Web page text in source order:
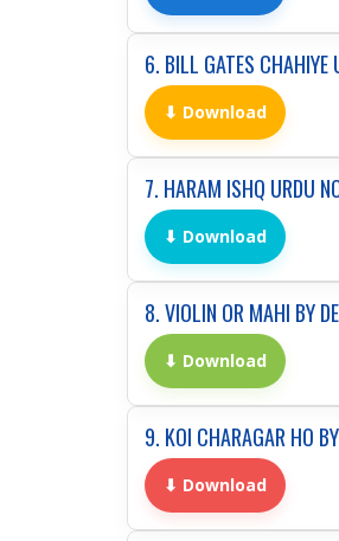
6. BILL GATES CHAHIYE
⬇ Download
7. HARAM ISHQ URDU
⬇ Download
8. VIOLIN OR MAHI BY
⬇ Download
9. KOI CHARAGAR HO
⬇ Download